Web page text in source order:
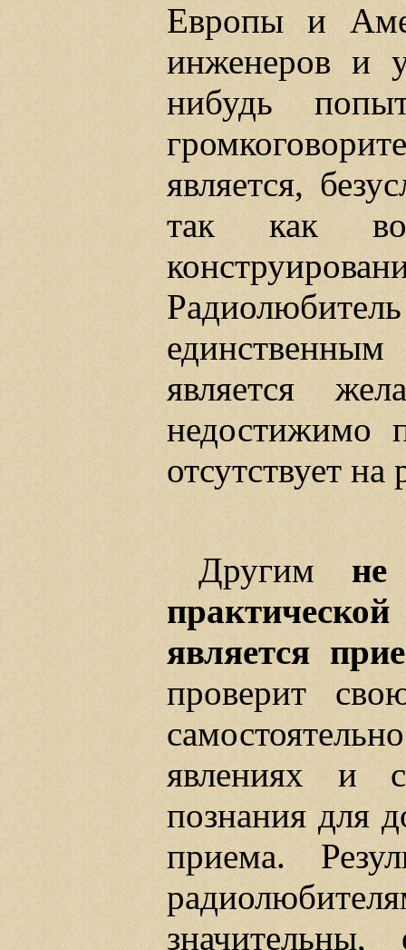
Европы и
инженеров и
нибудь
является,
так как
является
недостижимо
отсутствует на
Другим
является
проверит
явлениях и
познания для
приема.